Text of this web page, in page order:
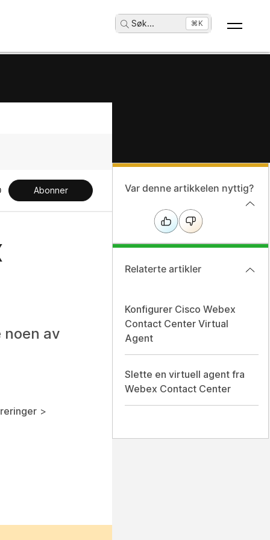
Søk... ⌘K
Abonner
av
>
Var denne artikkelen nyttig?
Relaterte artikler
Konfigurer Cisco Webex
Contact Center Virtual
Agent
Slette en virtuell agent fra
Webex Contact Center